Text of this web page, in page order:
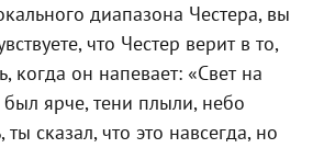
диапазона Честера, вы
что Честер верит в то,
когда он напевает: «Свет на
был ярче, тени плыли, небо
сказал, что это навсегда, но